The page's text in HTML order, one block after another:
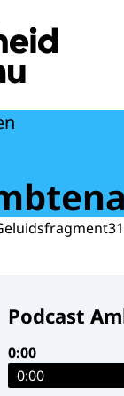
Podcast
0:00
0:00